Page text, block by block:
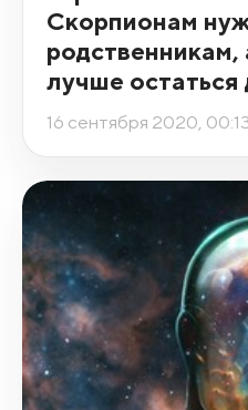
Скорпионам
родственникам,
лучше остаться
16 сентября 2020,